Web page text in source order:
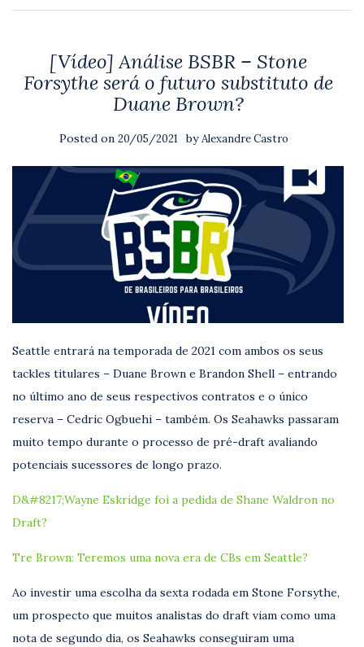
[Vídeo] Análise BSBR – Stone
Forsythe será o futuro substituto de
Duane Brown?
Posted on 20/05/2021 byAlexandre Castro
Seattle entrará na temporada de 2021 com ambos os seus
tackles titulares – Duane Brown e Brandon Shell – entrando
no último ano de seus respectivos contratos e o único
reserva – Cedric Ogbuehi – também. Os Seahawks passaram
muito tempo durante o processo de pré-draft avaliando
potenciais sucessores de longo prazo.
D&#8217;Wayne Eskridge foi a pedida de Shane Waldron no
Draft?
Tre Brown: Teremos uma nova era de CBs em Seattle?
Ao investir uma escolha da sexta rodada em Stone Forsythe,
um prospecto que muitos analistas do draft viam como uma
nota de segundo dia, os Seahawks conseguiram uma